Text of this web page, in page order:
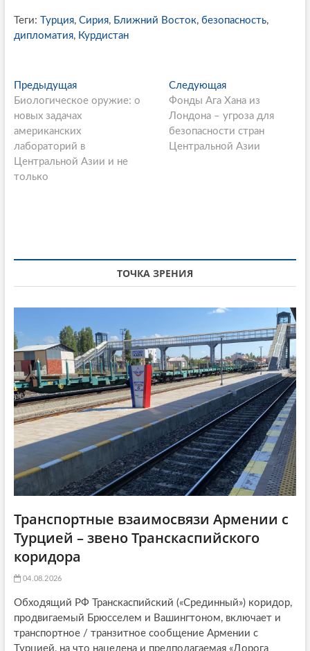
Теги: Турция, Сирия, Ближний Восток, безопасность,
дипломатия, Курдистан
P
o
s
t
n
g
a
t
i
o
n
ПредыдущаяП
р
е
д
ы
д
т
:
Биологическое оружие: о
новых задачах
американских
лабораторий в
Центральной Азии и не
только
Следующая
л
е
д
у
ь
Фонды Ага Хана из
Лондона – угроза для
безопасности стран
Центральной Азии
ТОЧКА ЗРЕНИЯ
Транспортные взаимосвязи Армении с
Турцией – звено Транскаспийского
коридора
04.08.2026
Обходящий РФ Транскаспийский («Срединный») коридор,
продвигаемый Брюсселем и Вашингтоном, включает и
транспортное / транзитное сообщение Армении с
Турцией, на что нацелена и предполагаемая «Дорога